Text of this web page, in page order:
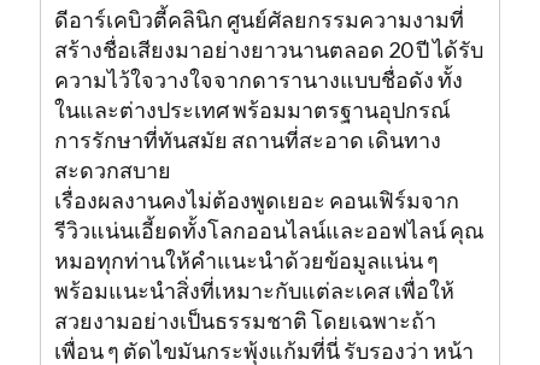
ดีอาร์เคบิวตี้คลินิก ศูนย์ศัลยกรรมความงามที่
สร้างชื่อเสียงมาอย่างยาวนานตลอด 20 ปี ได้รับ
ความไว้ใจวางใจจากดารานางแบบชื่อดัง ทั้ง
ในและต่างประเทศ พร้อมมาตรฐานอุปกรณ์
การรักษาที่ทันสมัย สถานที่สะอาด เดินทาง
สะดวกสบาย
เรื่องผลงานคงไม่ต้องพูดเยอะ คอนเฟิร์มจาก
รีวิวแน่นเอี้ยดทั้งโลกออนไลน์และออฟไลน์ คุณ
หมอทุกท่านให้คำแนะนำด้วยข้อมูลแน่น ๆ
พร้อมแนะนำสิ่งที่เหมาะกับแต่ละเคส เพื่อให้
สวยงามอย่างเป็นธรรมชาติ โดยเฉพาะถ้า
เพื่อน ๆ ตัดไขมันกระพุ้งแก้มที่นี่ รับรองว่า หน้า